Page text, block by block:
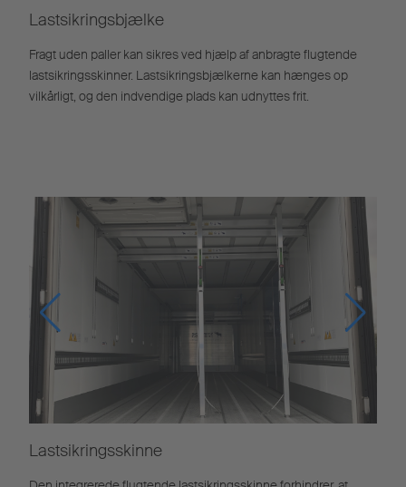
Lastsikringsbjælke
Fragt uden paller kan sikres ved hjælp af anbragte flugtende
lastsikringsskinner. Lastsikringsbjælkerne kan hænges op
vilkårligt, og den indvendige plads kan udnyttes frit.
Lastsikringsskinne